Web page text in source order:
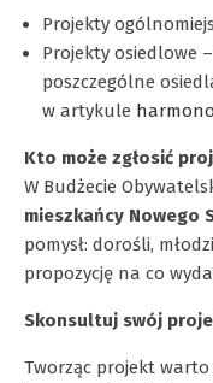
Projekty
Projekty osiedlowe –
poszczególne
w artykule
Kto może zgłosić
W Budżecie
mieszkańcy Nowego
pomysł: dorośli,
propozycję na co
Skonsultuj swój
Tworząc projekt